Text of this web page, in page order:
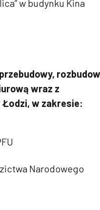
w budynku Kina
wraz z
w zakresie:
Narodowego